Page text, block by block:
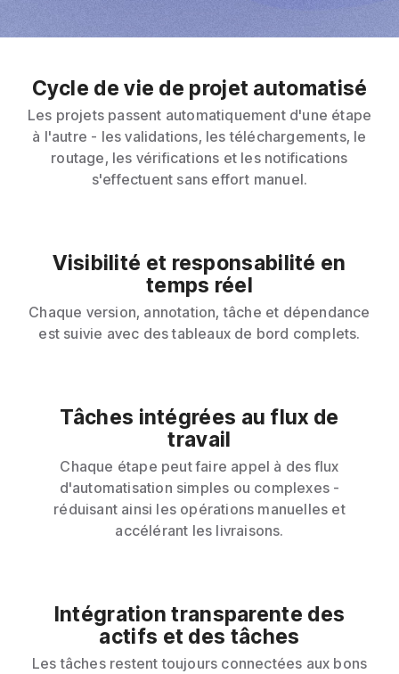
Cycle de vie de projet automatisé
Les projets passent automatiquement d'une étape
à l'autre - les validations, les téléchargements, le
routage, les vérifications et les notifications
s'effectuent sans effort manuel.
Visibilité et responsabilité en
temps réel
Chaque version, annotation, tâche et dépendance
est suivie avec des tableaux de bord complets.
Tâches intégrées au flux de
travail
Chaque étape peut faire appel à des flux
d'automatisation simples ou complexes -
réduisant ainsi les opérations manuelles et
accélérant les livraisons.
Intégration transparente des
actifs et des tâches
Les tâches restent toujours connectées aux bons